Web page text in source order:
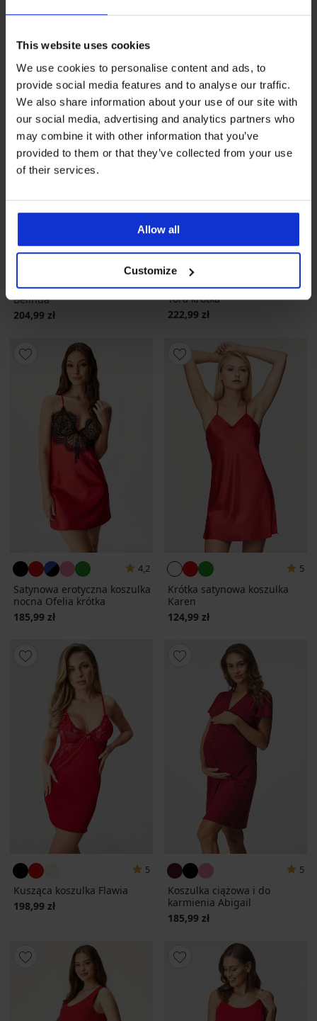
This website uses cookies
We use cookies to personalise content and ads, to
provide social media features and to analyse our traffic.
We also share information about your use of our site with
our social media, advertising and analytics partners who
may combine it with other information that you’ve
provided to them or that they’ve collected from your use
of their services.
Allow all
Customize
Zniżka
250,50 złPierwotna cena
500,99 zł
5
Damska koszulka nocna
Belinda
204,99 zł
Erotyczna koszulka nocna
Tora krótka
222,99 zł
4,2
Satynowa erotyczna koszulka
nocna Ofelia krótka
185,99 zł
5
Krótka satynowa koszulka
Karen
124,99 zł
5
Kusząca koszulka Flawia
198,99 zł
5
Koszulka ciążowa i do
karmienia Abigail
185,99 zł